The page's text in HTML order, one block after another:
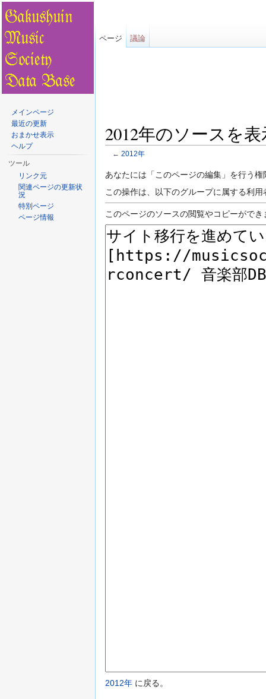
2012年のソースを表
← 2012年
あなたには「このページの編集」を行う
この操作は、以下のグループに属する利
このページのソースの閲覧やコピーができ
2012年 に戻る。
ページ 議論
メインページ
最近の更新
おまかせ表示
ヘルプ
ツール
リンク元
関連ページの更新状
況
特別ページ
ページ情報